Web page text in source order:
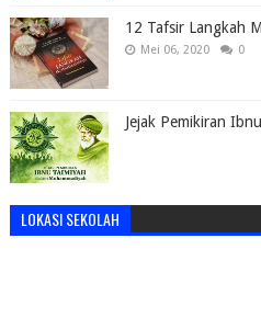
12 Tafsir Langkah
Mei 06, 2020 0
Jejak Pemikiran
LOKASI SEKOLAH